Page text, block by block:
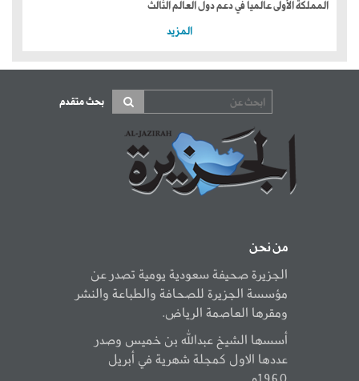
المملكة الأولى عالمياً في دعم دول العالم الثالث
المزيد
بحث متقدم
من نحن
الجزيرة صحيفة سعودية يومية تصدر عن
مؤسسة الجزيرة للصحافة والطباعة والنشر
ومقرها العاصمة الرياض.
أسسها الشيخ عبدالله بن خميس وصدر
عددها الاول كمجلة شهرية في أبريل